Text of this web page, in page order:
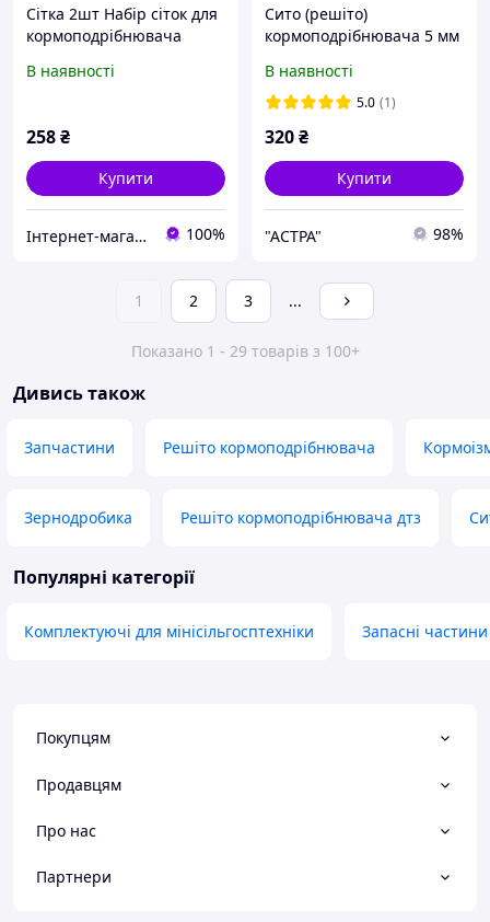
Сітка 2шт Набір сіток для
кормоподрібнювача
зернодробарка кормік
(Запчастини до ДКК)
В наявності
258₴
Купити
Інтернет-магазин "ПрофіРезак" 100%
Сито (решіто)
кормоподрібнювача 5 мм
В наявності
5.0 (1)
320₴
Купити
"AСТРА" 98%
1 2 3 ...
Показано 1 - 29 товарів з 100+
Дивись також
Запчастини Решіто кормоподрібнювача
Зернодробика Решіто кормоподрібнювача дтз
Популярні категорії
Комплектуючі для мінісільгосптехніки Запасні
Покупцям
Продавцям
Про нас
Партнери